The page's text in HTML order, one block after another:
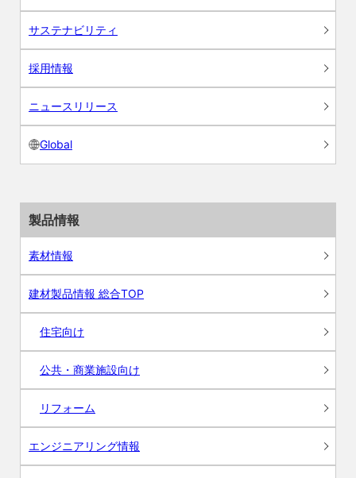
サステナビリティ
採用情報
ニュースリリース
Global
製品情報
素材情報
建材製品情報 総合TOP
住宅向け
公共・商業施設向け
リフォーム
エンジニアリング情報